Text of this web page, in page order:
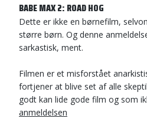
BABE MAX 2: ROAD HOG
Dette er ikke en børnefilm,
større børn. Og denne
sarkastisk, ment.
Filmen er et misforstået
fortjener at blive set af alle
godt kan lide gode film og som
anmeldelsen